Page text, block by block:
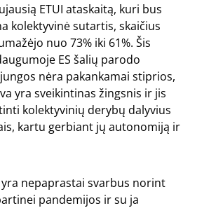
ETUI ataskaitą, kuri bus
kolektyvinė sutartis, skaičius
nuo 73% iki 61%. Šis
ES šalių parodo
nėra pakankamai stiprios,
yra sveikintinas žingsnis ir jis
kolektyvinių derybų dalyvius
kartu gerbiant jų autonomiją ir
nepaprastai svarbus norint
pandemijos ir su ja